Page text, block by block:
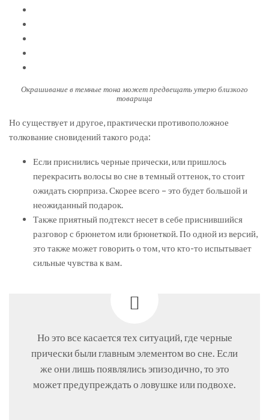
Окрашивание в темные тона может предвещать утерю близкого
товарища
Но существует и другое, практически противоположное
толкование сновидений такого рода:
Если приснились черные прически, или пришлось
перекрасить волосы во сне в темный оттенок, то стоит
ожидать сюрприза. Скорее всего – это будет большой и
неожиданный подарок.
Также приятный подтекст несет в себе приснившийся
разговор с брюнетом или брюнеткой. По одной из версий,
это также может говорить о том, что кто-то испытывает
сильные чувства к вам.
Но это все касается тех ситуаций, где черные
прически были главным элементом во сне. Если
же они лишь появлялись эпизодично, то это
может предупреждать о ловушке или подвохе.